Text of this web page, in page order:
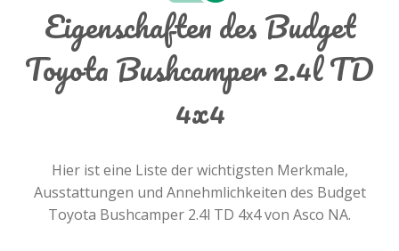
Eigenschaften des Budget
Toyota Bushcamper 2.4l TD
4x4
Hier ist eine Liste der wichtigsten Merkmale,
Ausstattungen und Annehmlichkeiten des Budget
Toyota Bushcamper 2.4l TD 4x4 von Asco NA.